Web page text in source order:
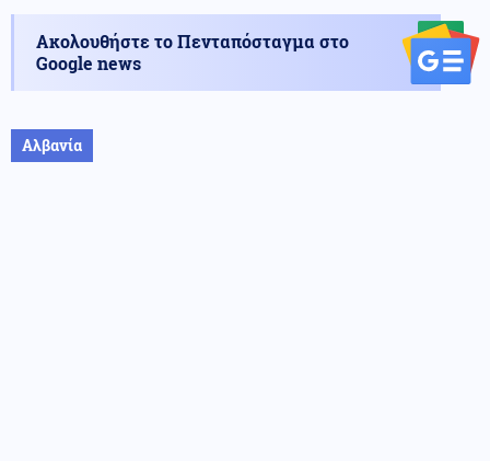
Ακολουθήστε το Πενταπόσταγμα στο
Google news
Αλβανία